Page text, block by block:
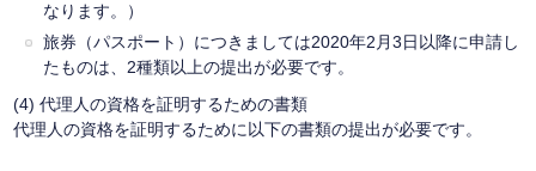
なります。）
旅券（パスポート）につきましては2020年2月3日以降に申請し
たものは、2種類以上の提出が必要です。
(4) 代理人の資格を証明するための書類
代理人の資格を証明するために以下の書類の提出が必要です。